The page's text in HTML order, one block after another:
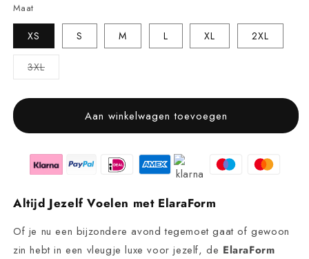
Maat
XS S M L XL 2XL
3XLVariant
uitverkocht
niet
Aan winkelwagen toevoegen
Altijd Jezelf Voelen met ElaraForm
Of je nu een bijzondere avond tegemoet gaat of gewoon
zin hebt in een vleugje luxe voor jezelf, de ElaraForm